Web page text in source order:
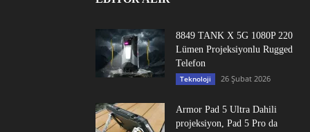
8849 TANK X 5G 1080P 220
Lümen Projeksiyonlu Rugged
Telefon
Teknoloji 26 Şubat 2026
Armor Pad 5 Ultra Dahili
projeksiyon, Pad 5 Pro da